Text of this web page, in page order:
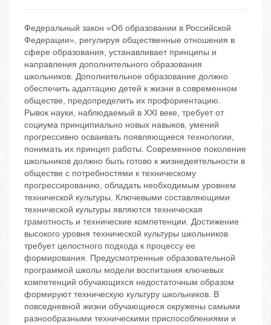
Федеральный закон «Об образовании в Российской
Федерации», регулируя общественные отношения в
сфере образования, устанавливает принципы и
направления дополнительного образования
школьников. Дополнительное образование должно
обеспечить адаптацию детей к жизни в современном
обществе, предопределить их профориентацию.
Рывок науки, наблюдаемый в XXI веке, требует от
социума принципиально новых навыков, умений
прогрессивно осваивать появляющиеся технологии,
понимать их принцип работы. Современное поколение
школьников должно быть готово к жизнедеятельности в
обществе с потребностями к техническому
прогрессированию, обладать необходимым уровнем
технической культуры. Ключевыми составляющими
технической культуры являются техническая
грамотность и технические компетенции. Достижение
высокого уровня технической культуры школьников
требует целостного подхода к процессу ее
формирования. Предусмотренные образовательной
программой школы модели воспитания ключевых
компетенций обучающихся недостаточным образом
формируют техническую культуру школьников. В
повседневной жизни обучающиеся окружены самыми
разнообразными техническими приспособлениями и